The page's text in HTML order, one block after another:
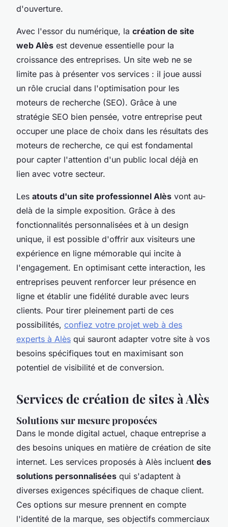
d'ouverture.
Avec l'essor du numérique, la création de site
web Alès est devenue essentielle pour la
croissance des entreprises. Un site web ne se
limite pas à présenter vos services : il joue aussi
un rôle crucial dans l'optimisation pour les
moteurs de recherche (SEO). Grâce à une
stratégie SEO bien pensée, votre entreprise peut
occuper une place de choix dans les résultats des
moteurs de recherche, ce qui est fondamental
pour capter l'attention d'un public local déjà en
lien avec votre secteur.
Les atouts d'un site professionnel Alès vont au-
delà de la simple exposition. Grâce à des
fonctionnalités personnalisées et à un design
unique, il est possible d'offrir aux visiteurs une
expérience en ligne mémorable qui incite à
l'engagement. En optimisant cette interaction, les
entreprises peuvent renforcer leur présence en
ligne et établir une fidélité durable avec leurs
clients. Pour tirer pleinement parti de ces
possibilités, confiez votre projet web à des
experts à Alès qui sauront adapter votre site à vos
besoins spécifiques tout en maximisant son
potentiel de visibilité et de conversion.
Services de création de sites à Alès
Solutions sur mesure proposées
Dans le monde digital actuel, chaque entreprise a
des besoins uniques en matière de création de site
internet. Les services proposés à Alès incluent des
solutions personnalisées qui s'adaptent à
diverses exigences spécifiques de chaque client.
Ces options sur mesure prennent en compte
l'identité de la marque, ses objectifs commerciaux